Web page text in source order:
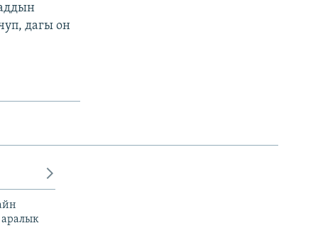
дагы он